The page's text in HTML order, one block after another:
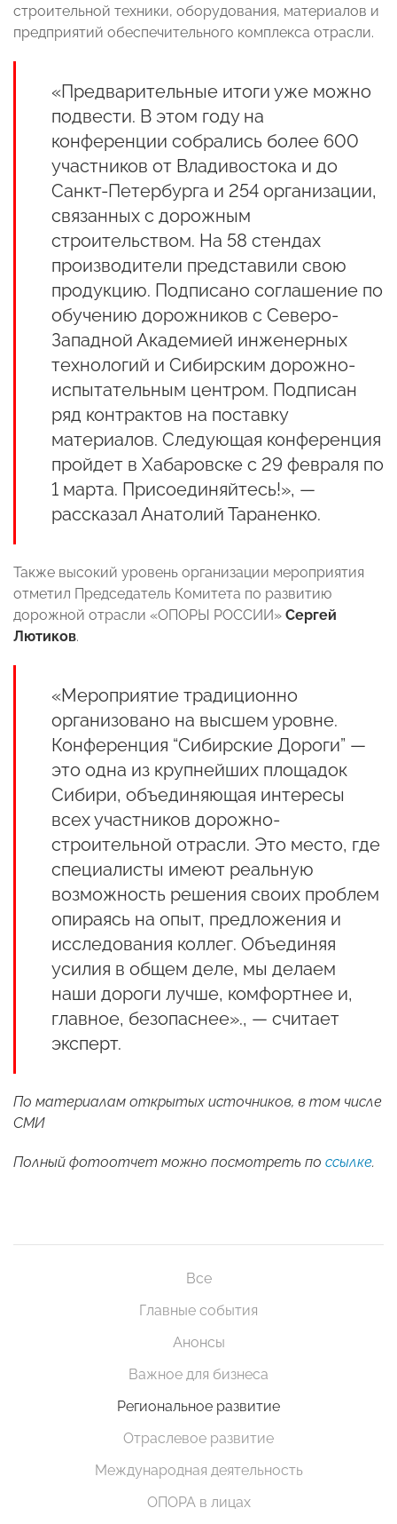
строительной техники, оборудования, материалов и
предприятий обеспечительного комплекса отрасли.
«Предварительные итоги уже можно
подвести. В этом году на
конференции собрались более 600
участников от Владивостока и до
Санкт-Петербурга и 254 организации,
связанных с дорожным
строительством. На 58 стендах
производители представили свою
продукцию. Подписано соглашение по
обучению дорожников с Северо-
Западной Академией инженерных
технологий и Сибирским дорожно-
испытательным центром. Подписан
ряд контрактов на поставку
материалов. Следующая конференция
пройдет в Хабаровске с 29 февраля по
1 марта. Присоединяйтесь!», —
рассказал Анатолий Тараненко.
Также высокий уровень организации мероприятия
отметил Председатель Комитета по развитию
дорожной отрасли «ОПОРЫ РОССИИ» Сергей
Лютиков.
«Мероприятие традиционно
организовано на высшем уровне.
Конференция “Сибирские Дороги” —
это одна из крупнейших площадок
Сибири, объединяющая интересы
всех участников дорожно-
строительной отрасли. Это место, где
специалисты имеют реальную
возможность решения своих проблем
опираясь на опыт, предложения и
исследования коллег. Объединяя
усилия в общем деле, мы делаем
наши дороги лучше, комфортнее и,
главное, безопаснее»., — считает
эксперт.
По материалам открытых источников, в том числе
СМИ
Полный фотоотчет можно посмотреть по ссылке.
Все
Главные события
Анонсы
Важное для бизнеса
Региональное развитие
Отраслевое развитие
Международная деятельность
ОПОРА в лицах